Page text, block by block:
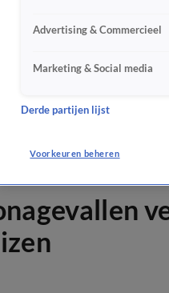
Advertising & Commercieel
Marketing & Social media
Derde partijen lijst
Voorkeuren beheren